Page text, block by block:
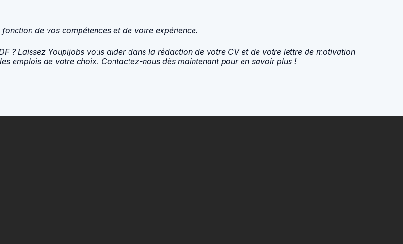
de vos compétences et de votre expérience.
? Laissez Youpijobs vous aider dans la rédaction de votre CV et de votre lettre de motivation
emplois de votre choix. Contactez-nous dès maintenant pour en savoir plus !